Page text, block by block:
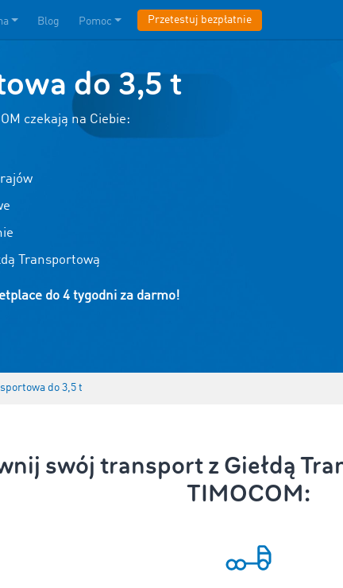
Blog Pomoc Przetestuj bezpłatnie
do 3,5 t
czekają na Ciebie:
Transportową
do 4 tygodni za darmo!
do 3,5 t
swój transport z Giełdą
TIMOCOM: